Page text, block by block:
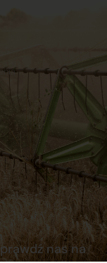
nas na